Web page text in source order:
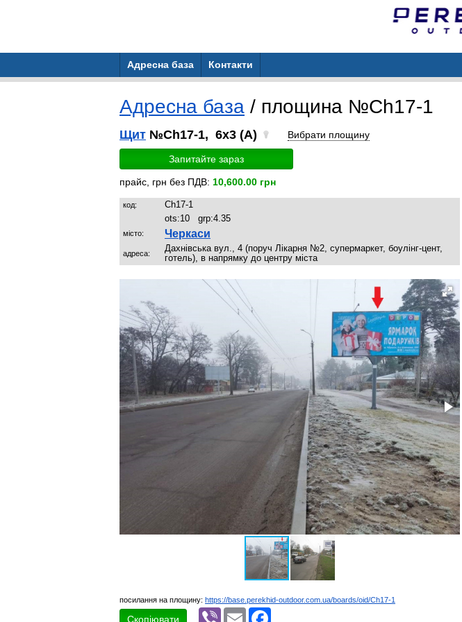
Адресна база Контакти
Адресна база / площина №Ch17-1
Щит №Ch17-1, 6x3 (A) Вибрати площину
Запитайте зараз
прайс, грн без ПДВ: 10,600.00 грн
код:
Ch17-1
ots:10 grp:4.35
місто: Черкаси
адреса:
Дахнівська вул., 4 (поруч Лікарня №2, супермаркет, боулінг-цент,
готель), в напрямку до центру міста
посилання на площину: https://base.perekhid-outdoor.com.ua/boards/oid/Ch17-1
Скопіювати
Viber Email